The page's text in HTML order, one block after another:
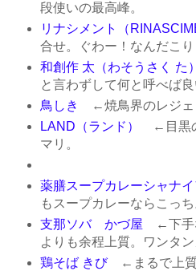
段使いの最高峰。
リナシメント（
合せ。ぐわー！なんだこり
和創作 太（わそうさく た）
と言わずして何と呼べば良
鳥しき
←焼鳥界のレジェ
LAND（ランド）
←目黒
マリ。
薬膳スープカレーシャナイ
もスープカレーならこっち
支那ソバ かづ屋 ←下手
よりも余程上質。ワンタン
鶏そば きび←まるで上質